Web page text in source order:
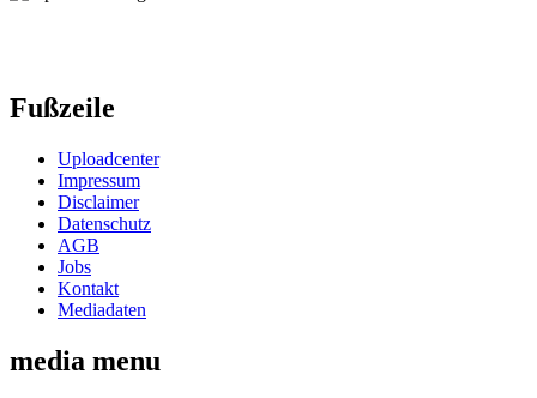
Fußzeile
Uploadcenter
Impressum
Disclaimer
Datenschutz
AGB
Jobs
Kontakt
Mediadaten
media menu